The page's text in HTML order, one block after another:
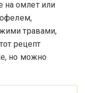
на омлет или
травами,
рецепт
но можно